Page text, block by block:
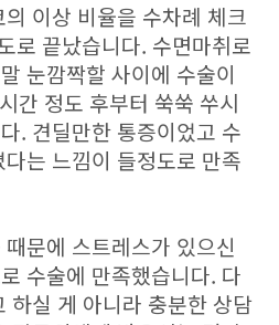
이상 비율을 수차례 체크
로 끝났습니다. 수면마취로
눈깜짝할 사이에 수술이
간 정도 후부터 쑥쑥 쑤시
. 견딜만한 통증이었고 수
는 느낌이 들정도로 만족
문에 스트레스가 있으신
수술에 만족했습니다. 다
하실 게 아니라 충분한 상담